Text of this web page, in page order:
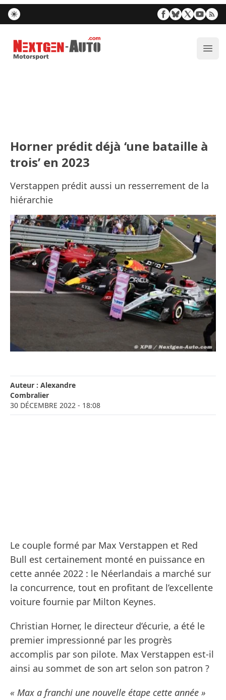
Nextgen-Auto.com
Horner prédit déjà ‘une bataille à
trois’ en 2023
Verstappen prédit aussi un resserrement de la
hiérarchie
Auteur : Alexandre
Combralier
30 DÉCEMBRE 2022 - 18:08
Le couple formé par Max Verstappen et Red
Bull est certainement monté en puissance en
cette année 2022 : le Néerlandais a marché sur
la concurrence, tout en profitant de l’excellente
voiture fournie par Milton Keynes.
Christian Horner, le directeur d’écurie, a été le
premier impressionné par les progrès
accomplis par son pilote. Max Verstappen est-il
ainsi au sommet de son art selon son patron ?
« Max a franchi une nouvelle étape cette année »